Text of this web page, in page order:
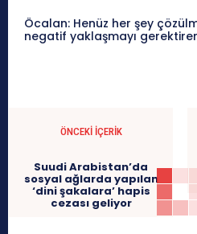
Öcalan: Henüz her şey
negatif yaklaşmayı
ÖNCEKI İÇERIK
Suudi Arabistan’da
sosyal ağlarda yapılan
‘dini şakalara’ hapis
cezası geliyor